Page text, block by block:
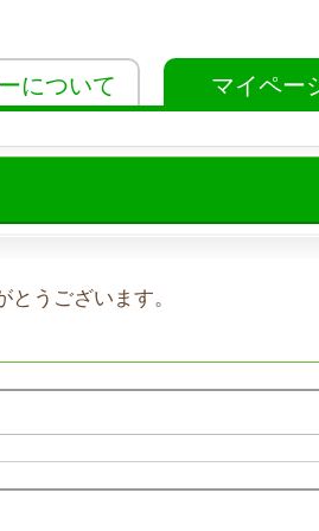
について マイペー
うございます。